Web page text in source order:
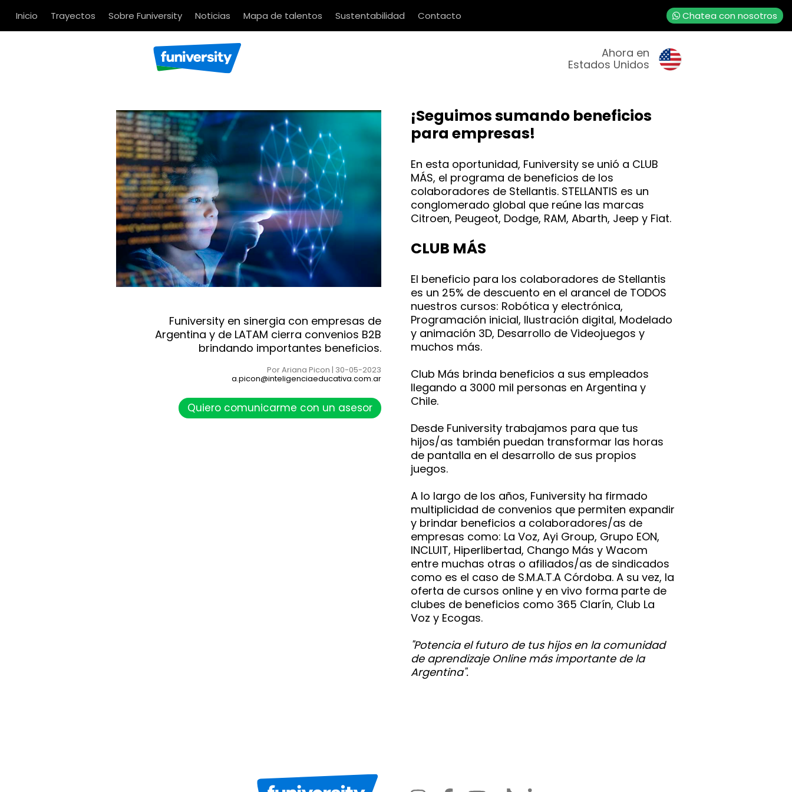
Inicio Trayectos Sobre Funiversity Noticias Mapa de talentos Sustentabilidad Contacto Chatea con nosotros
Ahora en
Estados Unidos
Funiversity en sinergia con empresas de
Argentina y de LATAM cierra convenios B2B
brindando importantes beneficios.
Por Ariana Picon | 30-05-2023
a.picon@inteligenciaeducativa.com.ar
Quiero comunicarme con un asesor
¡Seguimos sumando beneficios
para empresas!
En esta oportunidad, Funiversity se unió a CLUB
MÁS, el programa de beneficios de los
colaboradores de Stellantis. STELLANTIS es un
conglomerado global que reúne las marcas
Citroen, Peugeot, Dodge, RAM, Abarth, Jeep y Fiat.
CLUB MÁS
El beneficio para los colaboradores de Stellantis
es un 25% de descuento en el arancel de TODOS
nuestros cursos: Robótica y electrónica,
Programación inicial, Ilustración digital, Modelado
y animación 3D, Desarrollo de Videojuegos y
muchos más.
Club Más brinda beneficios a sus empleados
llegando a 3000 mil personas en Argentina y
Chile.
Desde Funiversity trabajamos para que tus
hijos/as también puedan transformar las horas
de pantalla en el desarrollo de sus propios
juegos.
A lo largo de los años, Funiversity ha firmado
multiplicidad de convenios que permiten expandir
y brindar beneficios a colaboradores/as de
empresas como: La Voz, Ayi Group, Grupo EON,
INCLUIT, Hiperlibertad, Chango Más y Wacom
entre muchas otras o afiliados/as de sindicados
como es el caso de S.M.A.T.A Córdoba. A su vez, la
oferta de cursos online y en vivo forma parte de
clubes de beneficios como 365 Clarín, Club La
Voz y Ecogas.
"Potencia el futuro de tus hijos en la comunidad
de aprendizaje Online más importante de la
Argentina".